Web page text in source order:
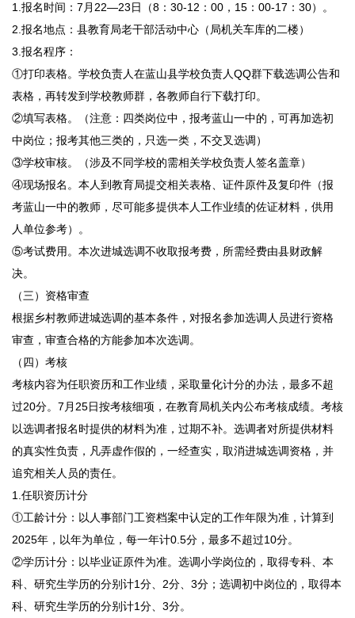
1.报名时间：7月22—23日（8：30-12：00，15：00-17：30）。
2.报名地点：县教育局老干部活动中心（局机关车库的二楼）
3.报名程序：
①打印表格。学校负责人在蓝山县学校负责人QQ群下载选调公告和
表格，再转发到学校教师群，各教师自行下载打印。
②填写表格。（注意：四类岗位中，报考蓝山一中的，可再加选初
中岗位；报考其他三类的，只选一类，不交叉选调）
③学校审核。（涉及不同学校的需相关学校负责人签名盖章）
④现场报名。本人到教育局提交相关表格、证件原件及复印件（报
考蓝山一中的教师，尽可能多提供本人工作业绩的佐证材料，供用
人单位参考）。
⑤考试费用。本次进城选调不收取报考费，所需经费由县财政解
决。
（三）资格审查
根据乡村教师进城选调的基本条件，对报名参加选调人员进行资格
审查，审查合格的方能参加本次选调。
（四）考核
考核内容为任职资历和工作业绩，采取量化计分的办法，最多不超
过20分。7月25日按考核细项，在教育局机关内公布考核成绩。考核
以选调者报名时提供的材料为准，过期不补。选调者对所提供材料
的真实性负责，凡弄虚作假的，一经查实，取消进城选调资格，并
追究相关人员的责任。
1.任职资历计分
①工龄计分：以人事部门工资档案中认定的工作年限为准，计算到
2025年，以年为单位，每一年计0.5分，最多不超过10分。
②学历计分：以毕业证原件为准。选调小学岗位的，取得专科、本
科、研究生学历的分别计1分、2分、3分；选调初中岗位的，取得本
科、研究生学历的分别计1分、3分。